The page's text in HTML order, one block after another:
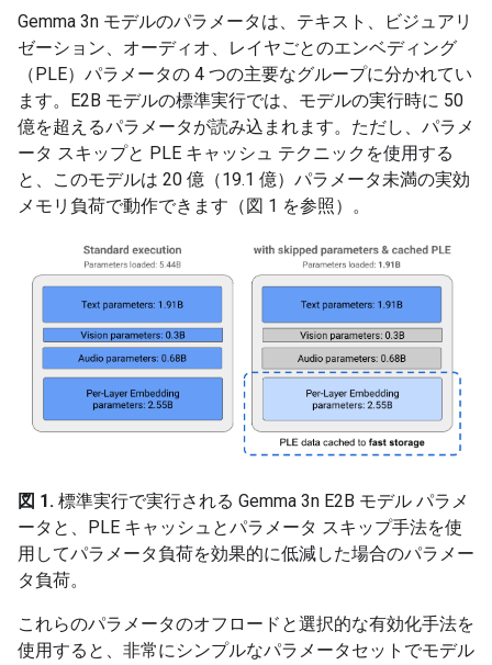
Gemma 3n モデルのパラメータは、テキスト、ビジュアリ
ゼーション、オーディオ、レイヤごとのエンベディング
（PLE）パラメータの 4 つの主要なグループに分かれてい
ます。E2B モデルの標準実行では、モデルの実行時に 50
億を超えるパラメータが読み込まれます。ただし、パラメ
ータ スキップと PLE キャッシュ テクニックを使用する
と、このモデルは 20 億（19.1 億）パラメータ未満の実効
メモリ負荷で動作できます（図 1 を参照）。
図 1. 標準実行で実行される Gemma 3n E2B モデル パラメ
ータと、PLE キャッシュとパラメータ スキップ手法を使
用してパラメータ負荷を効果的に低減した場合のパラメー
タ負荷。
これらのパラメータのオフロードと選択的な有効化手法を
使用すると、非常にシンプルなパラメータセットでモデル